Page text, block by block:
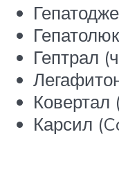
Гептрал
Ковертал
Карсил